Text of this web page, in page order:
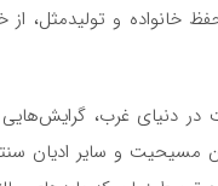
حفظ خانواده و
دنیای غرب،
مسیحیت و سایر ادیان